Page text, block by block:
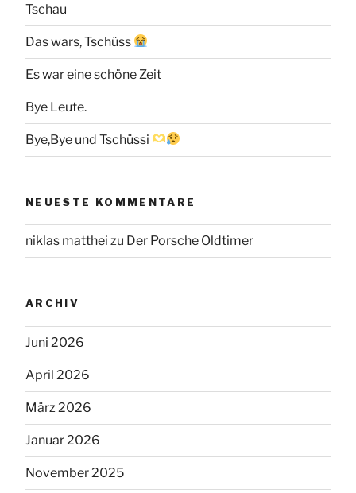
Tschau
Das wars, Tschüss
Es war eine schöne Zeit
Bye Leute.
Bye,Bye und Tschüssi
NEUESTE KOMMENTARE
niklas matthei zu Der Porsche Oldtimer
ARCHIV
Juni 2026
April 2026
März 2026
Januar 2026
November 2025